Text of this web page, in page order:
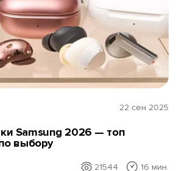
22 сен 2025
Samsung 2026 — топ
выбору
21544 16 мин.